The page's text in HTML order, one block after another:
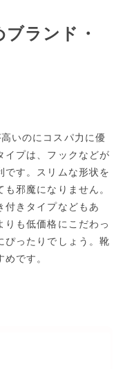
ランド・
いのにコスパ力に優
イプは、フックなどが
です。スリムな形状を
邪魔になりません。
付きタイプなどもあ
りも低価格にこだわっ
ぴったりでしょう。靴
です。